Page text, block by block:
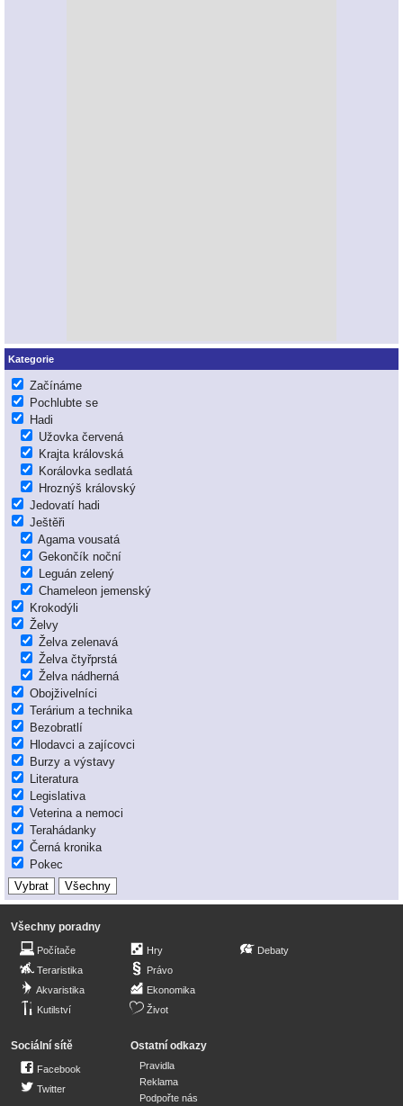
Kategorie
Začínáme
Pochlubte se
Hadi
Užovka červená
Krajta královská
Korálovka sedlatá
Hroznýš královský
Jedovatí hadi
Ještěři
Agama vousatá
Gekončík noční
Leguán zelený
Chameleon jemenský
Krokodýli
Želvy
Želva zelenavá
Želva čtyřprstá
Želva nádherná
Obojživelníci
Terárium a technika
Bezobratlí
Hlodavci a zajícovci
Burzy a výstavy
Literatura
Legislativa
Veterina a nemoci
Terahádanky
Černá kronika
Pokec
Všechny poradny
Počítače
Teraristika
Akvaristika
Kutilství
Hry
Právo
Ekonomika
Život
Debaty
Sociální sítě
Facebook
Twitter
Ostatní odkazy
Pravidla
Reklama
Podpořte nás